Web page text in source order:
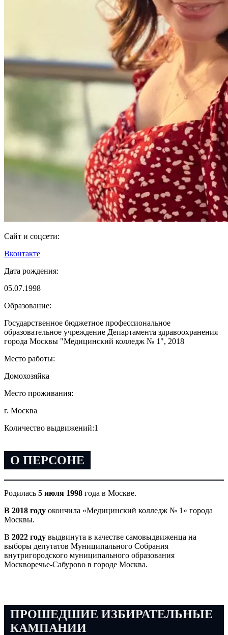
Сайт и соцсети:
Вконтакте
Дата рождения:
05.07.1998
Образование:
Государственное бюджетное профессиональное
образовательное учреждение Департамента здравоохранения
города Москвы "Медицинский колледж № 1", 2018
Место работы:
Домохозяйка
Место проживания:
г. Москва
Количество выдвижений:1
О ПЕРСОНЕ
Родилась 5 июля 1998 года в Москве.
В 2018 году окончила «Медицинский колледж № 1» города
Москвы.
В 2022 году выдвинута в качестве самовыдвиженца на
выборы депутатов Муниципального Собрания
внутригородского муниципального образования
Москворечье-Сабурово в городе Москва.
ПРОШЕДШИЕ ИЗБИРАТЕЛЬНЫЕ
КАМПАНИИ